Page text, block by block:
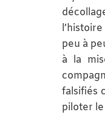
peu à
à la
falsifiés
piloter le